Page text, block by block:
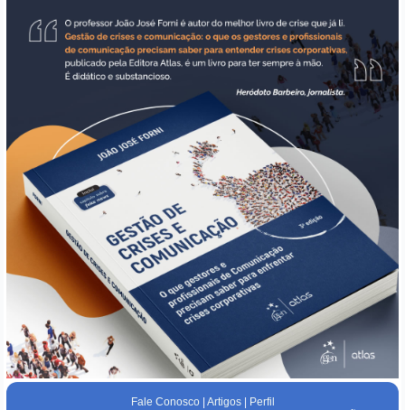
Fale Conosco| Artigos|
Perfil